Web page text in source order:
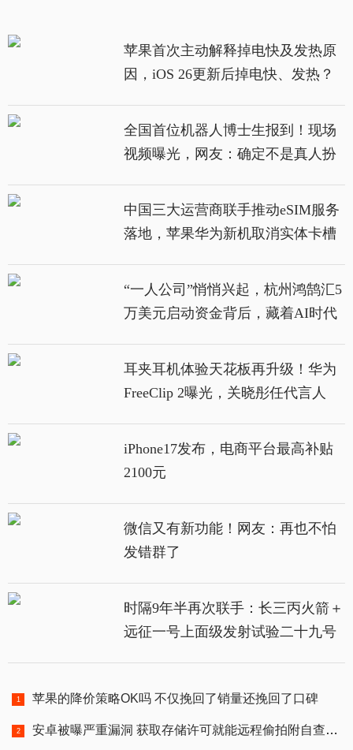
苹果首次主动解释掉电快及发热原
因，iOS 26更新后掉电快、发热？
全国首位机器人博士生报到！现场
视频曝光，网友：确定不是真人扮
中国三大运营商联手推动eSIM服务
落地，苹果华为新机取消实体卡槽
“一人公司”悄悄兴起，杭州鸿鹄汇5
万美元启动资金背后，藏着AI时代
耳夹耳机体验天花板再升级！华为
FreeClip 2曝光，关晓彤任代言人
iPhone17发布，电商平台最高补贴
2100元
微信又有新功能！网友：再也不怕
发错群了
时隔9年半再次联手：长三丙火箭＋
远征一号上面级发射试验二十九号
苹果的降价策略OK吗 不仅挽回了销量还挽回了口碑
安卓被曝严重漏洞 获取存储许可就能远程偷拍附自查代码